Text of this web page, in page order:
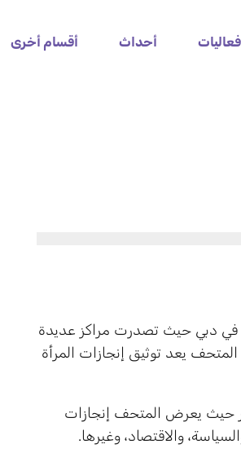
أحداث أقسام أخرى
في دبي حيث تصدرت مراكز عديدة
يعد توثيق إنجازات المرأة
حيث يعرض المتحف إنجازات
والاقتصاد، وغيرها.